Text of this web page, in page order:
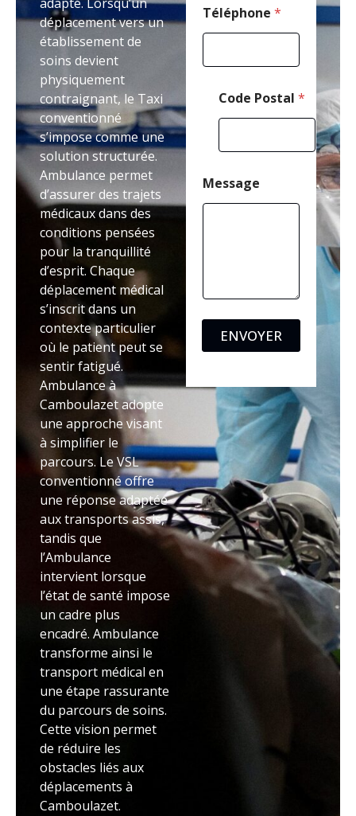
adapté. Lorsqu’un
déplacement vers un
établissement de
soins devient
physiquement
contraignant, le Taxi
conventionné
s’impose comme une
solution structurée.
Ambulance permet
d’assurer des trajets
médicaux dans des
conditions pensées
pour la tranquillité
d’esprit. Chaque
déplacement médical
s’inscrit dans un
contexte particulier
où le patient peut se
sentir fatigué.
Ambulance à
Camboulazet adopte
une approche visant
à simplifier le
parcours. Le VSL
conventionné offre
une réponse adaptée
aux transports assis,
tandis que
l’Ambulance
intervient lorsque
l’état de santé impose
un cadre plus
encadré. Ambulance
transforme ainsi le
transport médical en
une étape rassurante
du parcours de soins.
Cette vision permet
de réduire les
obstacles liés aux
déplacements à
Camboulazet.
Téléphone *
Code Postal *
g
e
Message
ENVOYER